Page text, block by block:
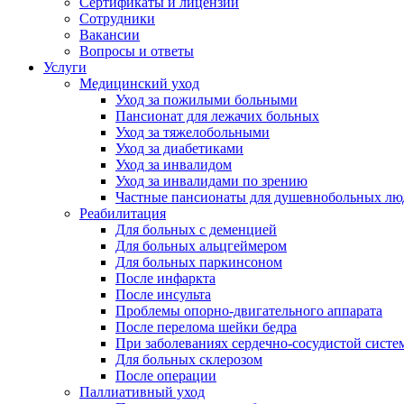
Сотрудники
Вакансии
Вопросы и ответы
Услуги
Медицинский уход
Уход за пожилыми больными
Пансионат для лежачих больных
Уход за тяжелобольными
Уход за диабетиками
Уход за инвалидом
Уход за инвалидами по зрению
Частные пансионаты для душевнобольных
Реабилитация
Для больных с деменцией
Для больных альцгеймером
Для больных паркинсоном
После инфаркта
После инсульта
Проблемы опорно-двигательного аппарата
После перелома шейки бедра
При заболеваниях сердечно-сосудистой
Для больных склерозом
После операции
Паллиативный уход